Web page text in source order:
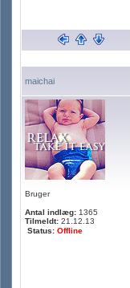
maichai
Bruger
Antal indlæg: 1365
Tilmeldt: 21.12.13
Status: Offline